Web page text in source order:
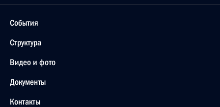
События
Структура
Видео и фото
Документы
Контакты